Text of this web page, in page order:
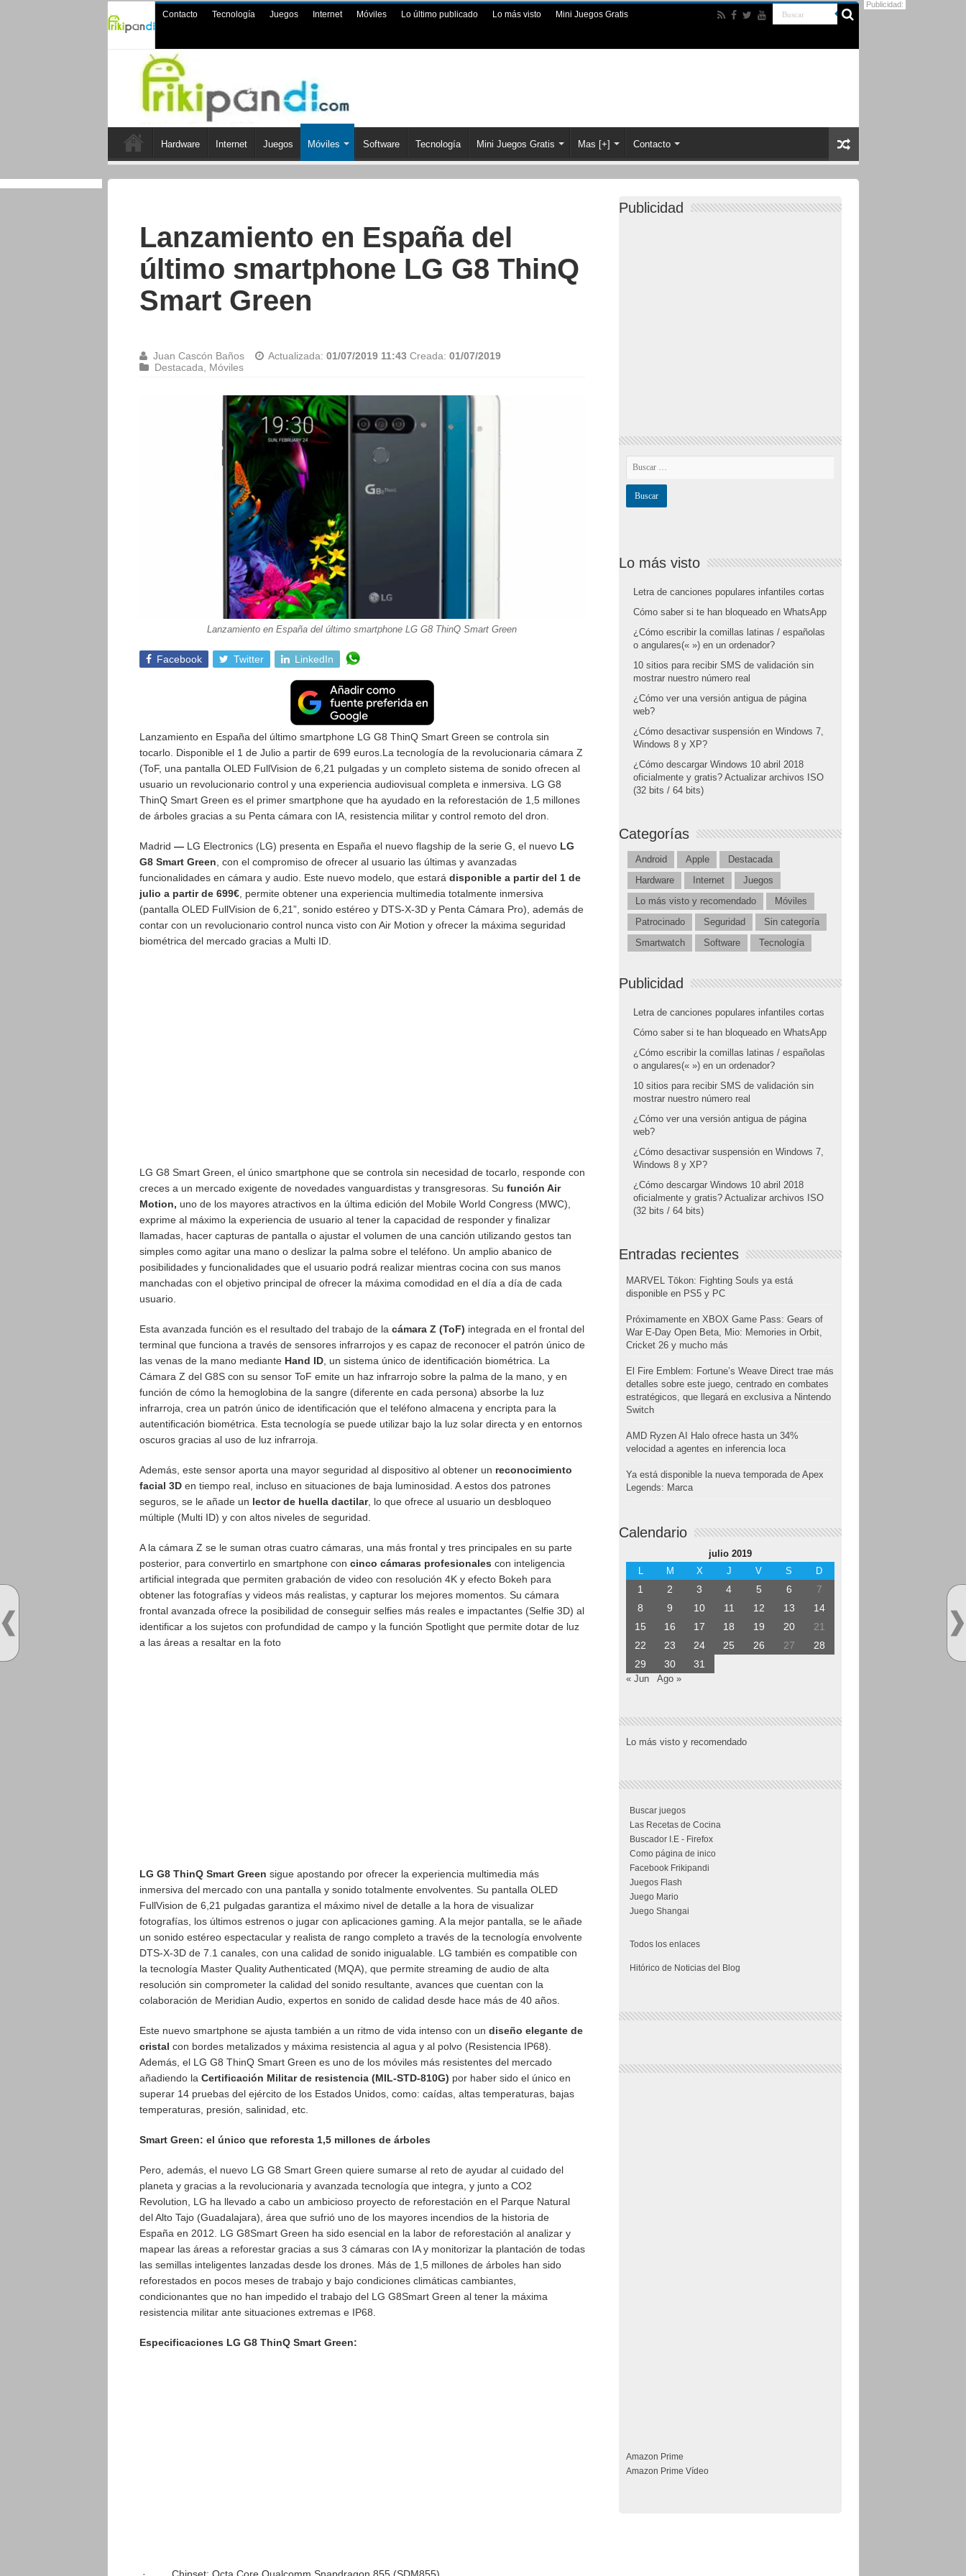
Contacto Tecnología Juegos Internet Móviles Lo último publicado Lo más visto Mini Juegos Gratis
Hardware Internet Juegos Móviles Software Tecnología Mini Juegos Gratis Mas [+] Contacto
Lanzamiento en España del
último smartphone LG G8 ThinQ
Smart Green
Juan Cascón Baños Actualizada: 01/07/2019 11:43 Creada: 01/07/2019
Destacada
Móviles
Lanzamiento en España del último smartphone LG G8 ThinQ Smart Green
Facebook Twitter LinkedIn
Lanzamiento en España del último smartphone LG G8 ThinQ Smart Green se controla sin
tocarlo. Disponible el 1 de Julio a partir de 699 euros.La tecnología de la revolucionaria cámara Z
(ToF, una pantalla OLED FullVision de 6,21 pulgadas y un completo sistema de sonido ofrecen al
usuario un revolucionario control y una experiencia audiovisual completa e inmersiva. LG G8
ThinQ Smart Green es el primer smartphone que ha ayudado en la reforestación de 1,5 millones
de árboles gracias a su Penta cámara con IA, resistencia militar y control remoto del dron.
Madrid — LG Electronics (LG) presenta en España el nuevo flagship de la serie G, el nuevo LG
G8 Smart Green , con el compromiso de ofrecer al usuario las últimas y avanzadas
funcionalidades en cámara y audio. Este nuevo modelo, que estará disponible a partir del 1 de
julio a partir de 699€, permite obtener una experiencia multimedia totalmente inmersiva
(pantalla OLED FullVision de 6,21”, sonido estéreo y DTS-X-3D y Penta Cámara Pro), además de
contar con un revolucionario control nunca visto con Air Motion y ofrecer la máxima seguridad
biométrica del mercado gracias a Multi ID.
LG G8 Smart Green, el único smartphone que se controla sin necesidad de tocarlo, responde con
creces a un mercado exigente de novedades vanguardistas y transgresoras. Su función Air
Motion, uno de los mayores atractivos en la última edición del Mobile World Congress (MWC),
exprime al máximo la experiencia de usuario al tener la capacidad de responder y finalizar
llamadas, hacer capturas de pantalla o ajustar el volumen de una canción utilizando gestos tan
simples como agitar una mano o deslizar la palma sobre el teléfono. Un amplio abanico de
posibilidades y funcionalidades que el usuario podrá realizar mientras cocina con sus manos
manchadas con el objetivo principal de ofrecer la máxima comodidad en el día a día de cada
usuario.
Esta avanzada función es el resultado del trabajo de la cámara Z (ToF) integrada en el frontal del
terminal que funciona a través de sensores infrarrojos y es capaz de reconocer el patrón único de
las venas de la mano mediante Hand ID, un sistema único de identificación biométrica. La
Cámara Z del G8S con su sensor ToF emite un haz infrarrojo sobre la palma de la mano, y en
función de cómo la hemoglobina de la sangre (diferente en cada persona) absorbe la luz
infrarroja, crea un patrón único de identificación que el teléfono almacena y encripta para la
autentificación biométrica. Esta tecnología se puede utilizar bajo la luz solar directa y en entornos
oscuros gracias al uso de luz infrarroja.
Además, este sensor aporta una mayor seguridad al dispositivo al obtener un reconocimiento
facial 3Den tiempo real, incluso en situaciones de baja luminosidad. A estos dos patrones
seguros, se le añade un lector de huella dactilar, lo que ofrece al usuario un desbloqueo
múltiple (Multi ID) y con altos niveles de seguridad.
A la cámara Z se le suman otras cuatro cámaras, una más frontal y tres principales en su parte
posterior, para convertirlo en smartphone con cinco cámaras profesionales con inteligencia
artificial integrada que permiten grabación de video con resolución 4K y efecto Bokeh para
obtener las fotografías y videos más realistas, y capturar los mejores momentos. Su cámara
frontal avanzada ofrece la posibilidad de conseguir selfies más reales e impactantes (Selfie 3D) al
identificar a los sujetos con profundidad de campo y la función Spotlight que permite dotar de luz
a las áreas a resaltar en la foto
LG G8 ThinQ Smart Green sigue apostando por ofrecer la experiencia multimedia más
inmersiva del mercado con una pantalla y sonido totalmente envolventes. Su pantalla OLED
FullVision de 6,21 pulgadas garantiza el máximo nivel de detalle a la hora de visualizar
fotografías, los últimos estrenos o jugar con aplicaciones gaming. A la mejor pantalla, se le añade
un sonido estéreo espectacular y realista de rango completo a través de la tecnología envolvente
DTS-X-3D de 7.1 canales, con una calidad de sonido inigualable. LG también es compatible con
la tecnología Master Quality Authenticated (MQA), que permite streaming de audio de alta
resolución sin comprometer la calidad del sonido resultante, avances que cuentan con la
colaboración de Meridian Audio, expertos en sonido de calidad desde hace más de 40 años.
Este nuevo smartphone se ajusta también a un ritmo de vida intenso con un diseño elegante de
cristal con bordes metalizados y máxima resistencia al agua y al polvo (Resistencia IP68).
Además, el LG G8 ThinQ Smart Green es uno de los móviles más resistentes del mercado
añadiendo la Certificación Militar de resistencia (MIL-STD-810G) por haber sido el único en
superar 14 pruebas del ejército de los Estados Unidos, como: caídas, altas temperaturas, bajas
temperaturas, presión, salinidad, etc.
Smart Green: el único que reforesta 1,5 millones de árboles
Pero, además, el nuevo LG G8 Smart Green quiere sumarse al reto de ayudar al cuidado del
planeta y gracias a la revolucionaria y avanzada tecnología que integra, y junto a CO2
Revolution, LG ha llevado a cabo un ambicioso proyecto de reforestación en el Parque Natural
del Alto Tajo (Guadalajara), área que sufrió uno de los mayores incendios de la historia de
España en 2012. LG G8Smart Green ha sido esencial en la labor de reforestación al analizar y
mapear las áreas a reforestar gracias a sus 3 cámaras con IA y monitorizar la plantación de todas
las semillas inteligentes lanzadas desde los drones. Más de 1,5 millones de árboles han sido
reforestados en pocos meses de trabajo y bajo condiciones climáticas cambiantes,
condicionantes que no han impedido el trabajo del LG G8Smart Green al tener la máxima
resistencia militar ante situaciones extremas e IP68.
Especificaciones LG G8 ThinQ Smart Green:
· Chipset: Octa Core Qualcomm Snapdragon 855 (SDM855)
Publicidad
Lo más visto
Letra de canciones populares infantiles cortas
Cómo saber si te han bloqueado en WhatsApp
¿Cómo escribir la comillas latinas / españolas
o angulares(« ») en un ordenador?
10 sitios para recibir SMS de validación sin
mostrar nuestro número real
¿Cómo ver una versión antigua de página
web?
¿Cómo desactivar suspensión en Windows 7,
Windows 8 y XP?
¿Cómo descargar Windows 10 abril 2018
oficialmente y gratis? Actualizar archivos ISO
(32 bits / 64 bits)
Categorías
Android Apple
Destacada
Hardware
Internet
Juegos
Lo más visto y recomendado
Móviles
Patrocinado
Seguridad
Sin categoría
Smartwatch
Software Tecnología
Publicidad
Letra de canciones populares infantiles cortas
Cómo saber si te han bloqueado en WhatsApp
¿Cómo escribir la comillas latinas / españolas
o angulares(« ») en un ordenador?
10 sitios para recibir SMS de validación sin
mostrar nuestro número real
¿Cómo ver una versión antigua de página
web?
¿Cómo desactivar suspensión en Windows 7,
Windows 8 y XP?
¿Cómo descargar Windows 10 abril 2018
oficialmente y gratis? Actualizar archivos ISO
(32 bits / 64 bits)
Entradas recientes
MARVEL Tōkon: Fighting Souls ya está
disponible en PS5 y PC
Próximamente en XBOX Game Pass: Gears of
War E-Day Open Beta, Mio: Memories in Orbit,
Cricket 26 y mucho más
El Fire Emblem: Fortune’s Weave Direct trae más
detalles sobre este juego, centrado en combates
estratégicos, que llegará en exclusiva a Nintendo
Switch
AMD Ryzen AI Halo ofrece hasta un 34%
velocidad a agentes en inferencia loca
Ya está disponible la nueva temporada de Apex
Legends: Marca
Calendario
julio 2019
L
M X J V S D
1 2 3 4 5 6
7
8
9 10 11 12 13
14
15
16 17 18 19 20
21
22
23 24 25 26 27
28
29
30 31
« Jun Ago »
Lo más visto y recomendado
Buscar juegos
Las Recetas de Cocina
Buscador I.E - Firefox
Como página de inico
Facebook Frikipandi
Juegos Flash
Juego Mario
Juego Shangai
Todos los enlaces
Hitórico de Noticias del Blog
Publicidad:
Amazon Prime
Amazon Prime Vídeo